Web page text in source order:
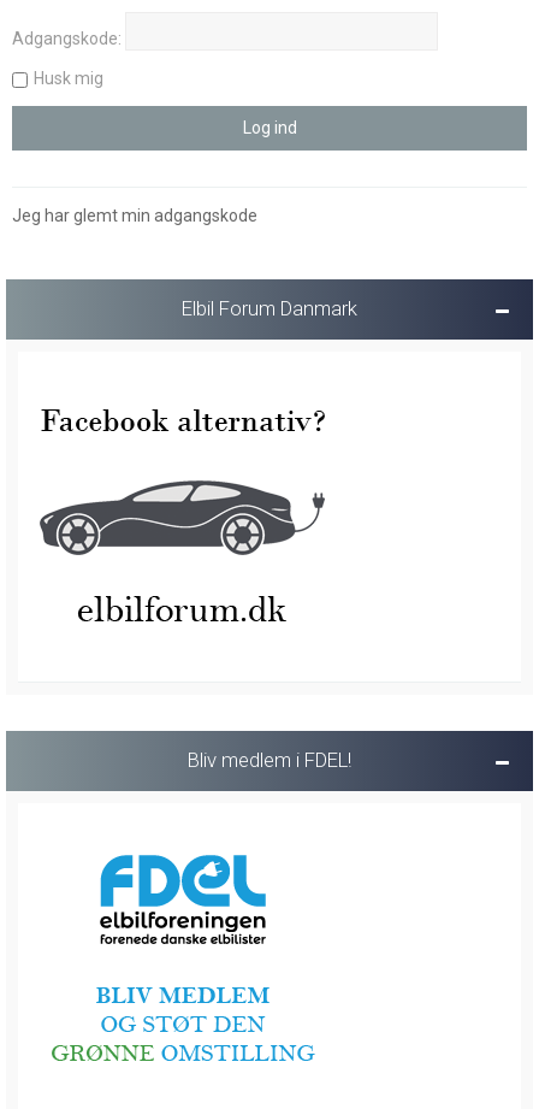
Adgangskode:
Husk mig
Jeg har glemt min adgangskode
Elbil Forum Danmark
Bliv medlem i FDEL!